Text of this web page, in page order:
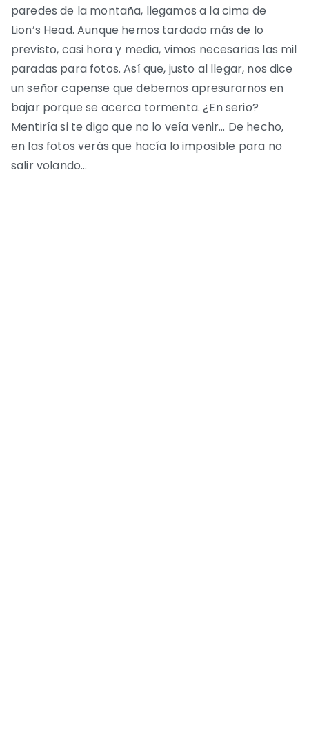
paredes de la montaña, llegamos a la cima de
Lion’s Head. Aunque hemos tardado más de lo
previsto, casi hora y media, vimos necesarias las mil
paradas para fotos. Así que, justo al llegar, nos dice
un señor capense que debemos apresurarnos en
bajar porque se acerca tormenta. ¿En serio?
Mentiría si te digo que no lo veía venir… De hecho,
en las fotos verás que hacía lo imposible para no
salir volando…